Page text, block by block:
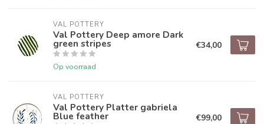
VAL POTTERY
Val Pottery Deep amore Dark
green stripes
Op voorraad
€34,00
VAL POTTERY
Val Pottery Platter gabriela
Blue feather €99,00